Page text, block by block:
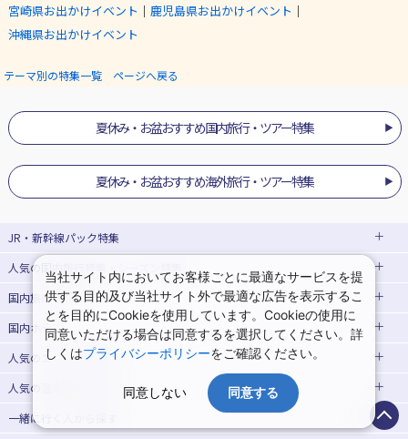
宮崎県お出かけイベント ｜ 鹿児島県お出かけイベント ｜
沖縄県お出かけイベント
テーマ別の特集一覧 ページへ戻る
夏休み・お盆おすすめ国内旅行・ツアー特集
夏休み・お盆おすすめ海外旅行・ツアー特集
JR・新幹線パック特集
JR・新幹線＋ホテルパック 日帰り JR・新幹線 パック
出張パック
EX旅パック
(EXダイナミックパック)
東京⇔大阪(新大阪) 新幹線パック 東京⇔名古屋 新幹線パック
人気の国内旅行特集・シーズン特集
東京ディズニーリゾート®への旅
ユニバーサル・スタジオ・ジャパン(USJ)
への旅
ハウステンボスへの旅 温泉旅行
飛行機+ホテルパック
ゴールデンウィーク(GW)の旅行
夏休み・お盆休み旅行 シルバーウィーク旅行
国内旅行・ツアー
北海道旅行・ツアー
東北旅行・ツアー
青森旅行・ツアー 岩手旅行・ツアー
宮城旅行・ツアー 秋田旅行・ツアー
国内ホテル
北海道ホテル・旅館
人気のエリアから探す
函館旅行
人気の温泉地
北海道
一緒に行く人
当社サイト内においてお客様ごとに最適なサービスを提
供する目的及び当社サイト外で最適な広告を表示するこ
とを目的にCookieを使用しています。Cookieの使用に
同意いただける場合は同意するを選択してください。詳
しくはプライバシーポリシーをご確認ください。
同意しない 同意する